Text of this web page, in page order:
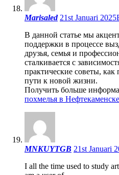
Marisaled 21st Januari 2025
В данной статье мы
поддержки в процессе
друзья, семья и
сталкивается с
практические советы,
пути к новой жизни.
Получить больше
похмелья в Нефтекаменске
MNKUYTGB 21st Januari
I all the time used to study